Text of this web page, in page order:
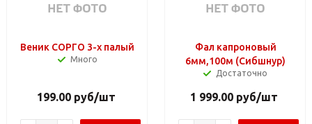
Веник СОРГО 3-х палый
Много
199.00руб/шт
Фал капроновый
6мм,100м (Сибшнур)
Достаточно
1 999.00 руб/шт